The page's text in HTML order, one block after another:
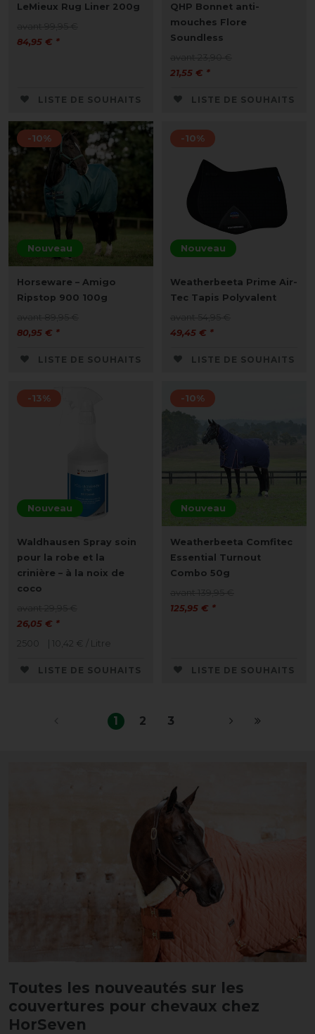
LeMieux Rug Liner 200g
84,95 € *
LISTE DE SOUHAITS
QHP Bonnet anti-
mouches Flore
Soundless
21,55 € *
LISTE DE SOUHAITS
Nouveau
-10%
Horseware – Amigo
Ripstop 900 100g
80,95 € *
LISTE DE SOUHAITS
Nouveau
-10%
Weatherbeeta Prime Air-
Tec Tapis Polyvalent
49,45 € *
LISTE DE SOUHAITS
Nouveau
-13%
Waldhausen Spray soin
pour la robe et la
crinière – à la noix de
coco
26,05 € *
2500
| 10,42 € / Litre
LISTE DE SOUHAITS
Nouveau
-10%
Weatherbeeta Comfitec
Essential Turnout
Combo 50g
125,95 € *
LISTE DE SOUHAITS
1 2 3
Toutes les nouveautés sur les
couvertures pour chevaux chez
HorSeven